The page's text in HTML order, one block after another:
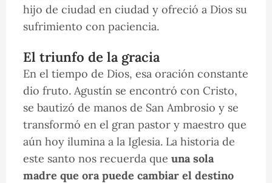
hijo de ciudad en ciudad y ofreció a Dios su
sufrimiento con paciencia.
El triunfo de la gracia
En el tiempo de Dios, esa oración constante
dio fruto. Agustín se encontró con Cristo,
se bautizó de manos de San Ambrosio y se
transformó en el gran pastor y maestro que
aún hoy ilumina a la Iglesia. La historia de
este santo nos recuerda que una sola
madre que ora puede cambiar el destino